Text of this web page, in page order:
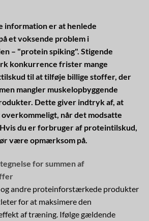
information er at henlede
et voksende problem i
– "protein spiking". Stigende
konkurrence frister mange
til at tilføje billige stoffer, der
mangler muskelopbyggende
Dette giver indtryk af, at
når det modsatte
du er forbruger af proteintilskud,
være opmærksom på.
for summen af
andre proteinforstærkede produkter
for at maksimere den
af træning. Ifølge gældende